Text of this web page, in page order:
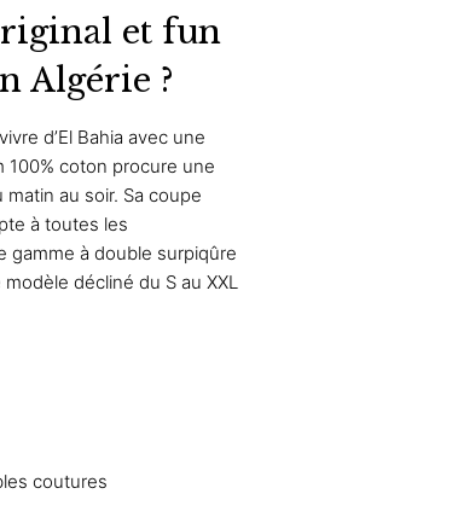
et fun
Algérie ?
d’El Bahia avec une
100% coton procure une
au soir. Sa coupe
à toutes les
gamme à double surpiqûre
décliné du S au XXL
coutures